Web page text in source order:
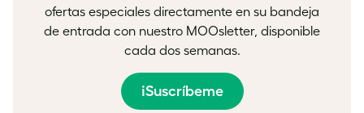
ofertas especiales directamente en su bandeja
de entrada con nuestro MOOsletter, disponible
cada dos semanas.
¡Suscríbeme